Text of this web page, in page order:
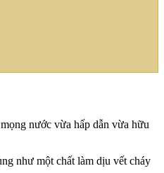
nước vừa hấp dẫn vừa hữu
như một chất làm dịu vết cháy